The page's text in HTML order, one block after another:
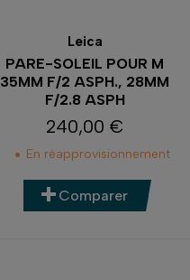
Leica
PARE-SOLEIL POUR M
35MM F/2 ASPH., 28MM
F/2.8 ASPH
Prix
240,00 €
En réapprovisionnement
Comparer